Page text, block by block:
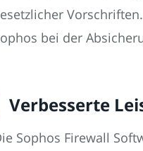
bei der
Verbesserte
Sophos Firewall